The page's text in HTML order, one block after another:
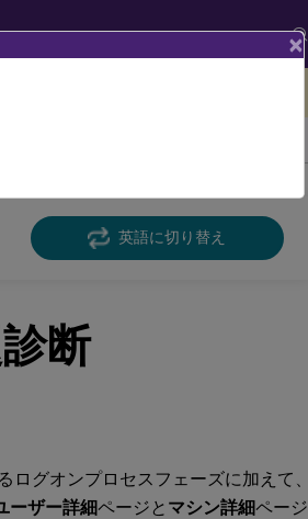
英語に切り替え
断
ログオンプロセスフェーズに加えて、
ーザー詳細ページと マシン詳細ページ
×